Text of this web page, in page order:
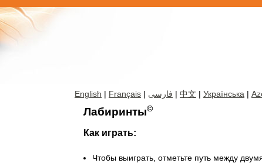
English | Français | فارسی | 中文 | Українська |
Лабиринты©
Как играть:
Чтобы выиграть, отметьте путь между